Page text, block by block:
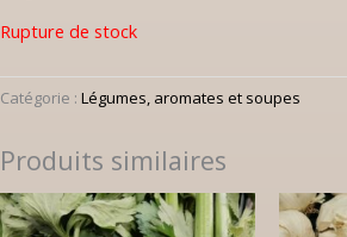
Rupture de stock
Catégorie : Légumes, aromates et soupes
Produits similaires